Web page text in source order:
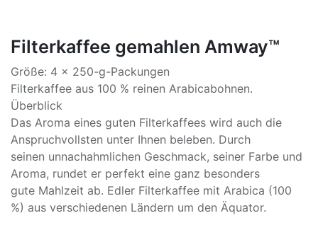
Filterkaffee gemahlen Amway™
Größe: 4 x 250-g-Packungen
Filterkaffee aus 100 % reinen Arabicabohnen.
Überblick
Das Aroma eines guten Filterkaffees wird auch die
Anspruchvollsten unter Ihnen beleben. Durch
seinen unnachahmlichen Geschmack, seiner Farbe und
Aroma, rundet er perfekt eine ganz besonders
gute Mahlzeit ab. Edler Filterkaffee mit Arabica (100
%) aus verschiedenen Ländern um den Äquator.